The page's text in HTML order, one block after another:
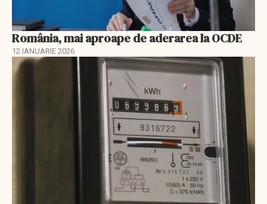
România, mai aproape de aderarea la OCDE
12 IANUARIE 2026
EXCLUSIV